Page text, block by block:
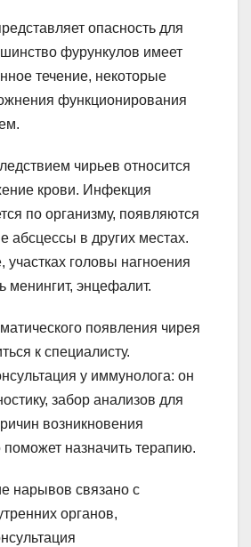
опасность для
фурункулов имеет
течение, некоторые
функционирования
чирьев относится
крови. Инфекция
по организму, появляются
абсцессы в других местах.
участках головы нагноения
менингит, энцефалит.
появления чирея
к специалисту.
у иммунолога: он
забор анализов для
возникновения
поможет назначить терапию.
нарывов связано с
органов,